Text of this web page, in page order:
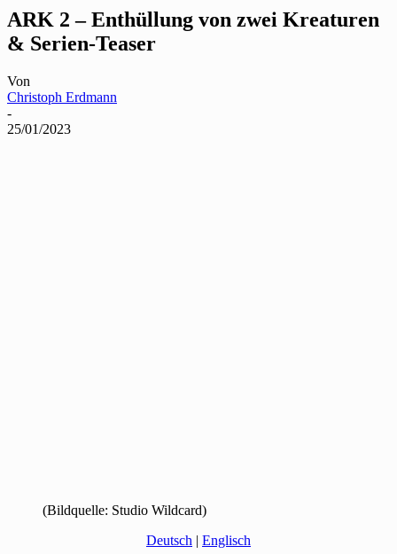
ARK 2 – Enthüllung von zwei Kreaturen
& Serien-Teaser
Von
Christoph Erdmann
-
25/01/2023
(Bildquelle: Studio Wildcard)
Deutsch | Englisch